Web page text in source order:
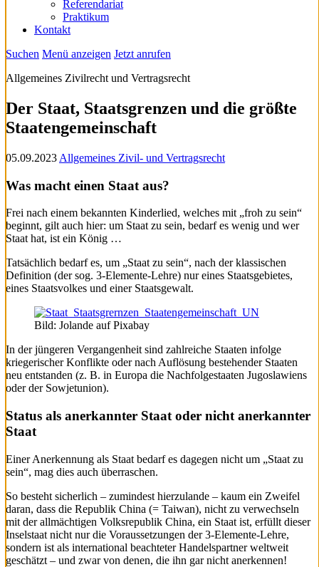
Referendariat
Praktikum
Kontakt
Suchen Menü anzeigen Jetzt anrufen
Allgemeines Zivilrecht und Vertragsrecht
Der Staat, Staatsgrenzen und die größte
Staatengemeinschaft
05.09.2023 Allgemeines Zivil- und Vertragsrecht
Was macht einen Staat aus?
Frei nach einem bekannten Kinderlied, welches mit „froh zu sein“
beginnt, gilt auch hier: um Staat zu sein, bedarf es wenig und wer
Staat hat, ist ein König …
Tatsächlich bedarf es, um „Staat zu sein“, nach der klassischen
Definition (der sog. 3-Elemente-Lehre) nur eines Staatsgebietes,
eines Staatsvolkes und einer Staatsgewalt.
Bild: Jolande auf Pixabay
In der jüngeren Vergangenheit sind zahlreiche Staaten infolge
kriegerischer Konflikte oder nach Auflösung bestehender Staaten
neu entstanden (z. B. in Europa die Nachfolgestaaten Jugoslawiens
oder der Sowjetunion).
Status als anerkannter Staat oder nicht anerkannter
Staat
Einer Anerkennung als Staat bedarf es dagegen nicht um „Staat zu
sein“, mag dies auch überraschen.
So besteht sicherlich – zumindest hierzulande – kaum ein Zweifel
daran, dass die Republik China (= Taiwan), nicht zu verwechseln
mit der allmächtigen Volksrepublik China, ein Staat ist, erfüllt dieser
Inselstaat nicht nur die Voraussetzungen der 3-Elemente-Lehre,
sondern ist als international beachteter Handelspartner weltweit
geschätzt – und zwar von denen, die ihn gar nicht anerkennen!